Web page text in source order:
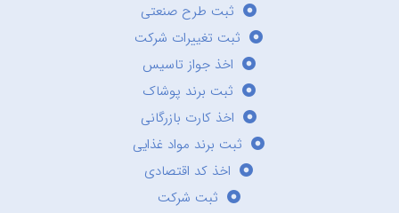
ثبت طرح صنعتی
ثبت تغییرات شرکت
اخذ جواز تاسیس
ثبت برند پوشاک
اخذ کارت بازرگانی
ثبت برند مواد غذایی
اخذ کد اقتصادی
ثبت شرکت